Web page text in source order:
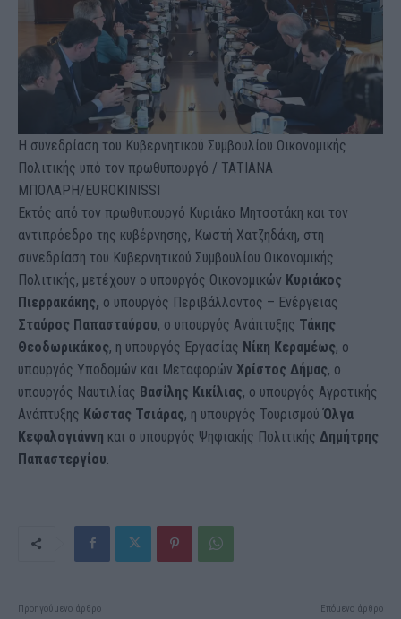
Η συνεδρίαση του Κυβερνητικού Συμβουλίου Οικονομικής
Πολιτικής υπό τον πρωθυπουργό / ΤΑΤΙΑΝΑ
ΜΠΟΛΑΡΗ/EUROKINISSI
Εκτός από τον πρωθυπουργό Κυριάκο Μητσοτάκη και τον
αντιπρόεδρο της κυβέρνησης, Κωστή Χατζηδάκη, στη
συνεδρίαση του Κυβερνητικού Συμβουλίου Οικονομικής
Πολιτικής, μετέχουν ο υπουργός Οικονομικών Κυριάκος
Πιερρακάκης, ο υπουργός Περιβάλλοντος – Ενέργειας
Σταύρος Παπασταύρου, ο υπουργός Ανάπτυξης Τάκης
Θεοδωρικάκος, η υπουργός Εργασίας Νίκη Κεραμέως, ο
υπουργός Υποδομών και Μεταφορών Χρίστος Δήμας, ο
υπουργός Ναυτιλίας Βασίλης Κικίλιας, ο υπουργός Αγροτικής
Ανάπτυξης Κώστας Τσιάρας, η υπουργός ΤουρισμούΌλγα
Κεφαλογιάννη και ο υπουργός Ψηφιακής Πολιτικής Δημήτρης
Παπαστεργίου
Προηγούμενο άρθρο Επόμενο άρθρο